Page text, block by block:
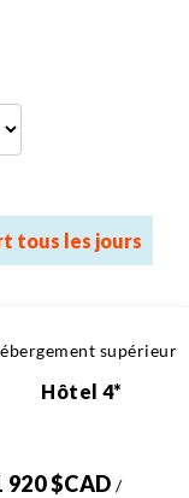
tous les jours
supérieur
Hôtel 4*
920 $CAD